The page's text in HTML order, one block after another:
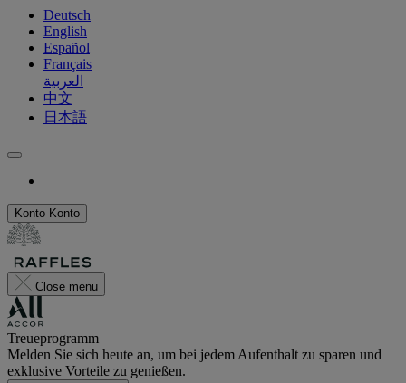
Deutsch
English
Español
Français
العربية
中文
日本語
Konto Konto
Close menu
Treueprogramm
Melden Sie sich heute an, um bei jedem Aufenthalt zu sparen und
exklusive Vorteile zu genießen.